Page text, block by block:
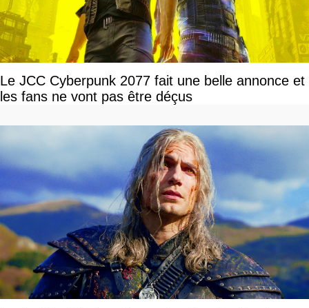
Le JCC Cyberpunk 2077 fait une belle annonce et
les fans ne vont pas être déçus